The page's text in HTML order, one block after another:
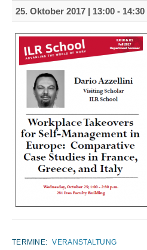
25. Oktober 2017 | 13:00 - 14:30
TERMINE: VERANSTALTUNG